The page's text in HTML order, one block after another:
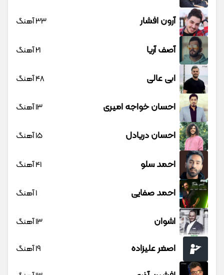
آرون افشار 33 آهنگ
آصف آریا 21 آهنگ
ابی عالی 48 آهنگ
احسان خواجه امیری 13 آهنگ
احسان دریادل 15 آهنگ
احمد سلو 41 آهنگ
احمد صفایی 1 آهنگ
اشوان 13 آهنگ
اصغر علیزاده 19 آهنگ